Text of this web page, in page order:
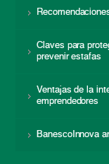
Claves para
prevenir estafas
Ventajas de la
emprendedores
BanescoInnova